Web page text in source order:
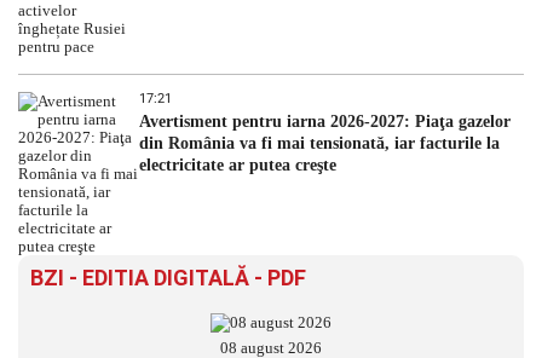
17:21
Avertisment pentru iarna 2026-2027: Piaţa gazelor
din România va fi mai tensionată, iar facturile la
electricitate ar putea creşte
BZI - EDITIA DIGITALĂ - PDF
08 august 2026